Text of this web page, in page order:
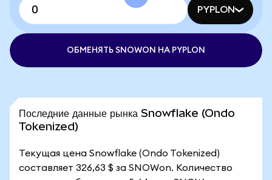
PYPLON
ОБМЕНЯТЬ SNOWON НА PYPLON
Последние данные рынка Snowflake (Ondo
Tokenized)
Текущая цена Snowflake (Ondo Tokenized)
составляет 326,63 $ за SNOWon. Количество